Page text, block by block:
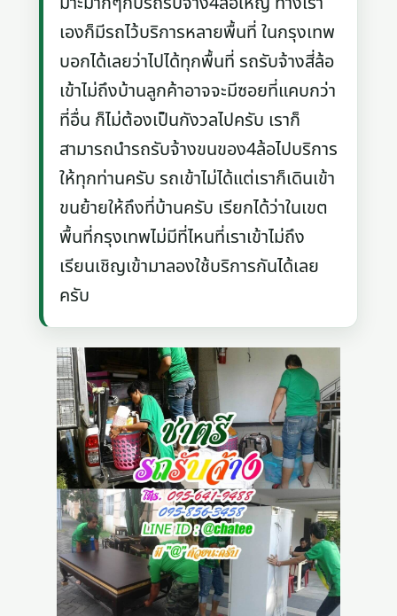
เองก็มีรถไว้บริการหลายพื้นที่ ในกรุงเทพ
บอกได้เลยว่าไปได้ทุกพื้นที่ รถรับจ้างสี่ล้อ
เข้าไม่ถึงบ้านลูกค้าอาจจะมีซอยที่แคบกว่า
ที่อื่น ก็ไม่ต้องเป็นกังวลไปครับ เราก็
สามารถนำรถรับจ้างขนของ4ล้อไปบริการ
ให้ทุกท่านครับ รถเข้าไม่ได้แต่เราก็เดินเข้า
ขนย้ายให้ถึงที่บ้านครับ เรียกได้ว่าในเขต
พื้นที่กรุงเทพไม่มีที่ไหนที่เราเข้าไม่ถึง
เรียนเชิญเข้ามาลองใช้บริการกันได้เลย
ครับ